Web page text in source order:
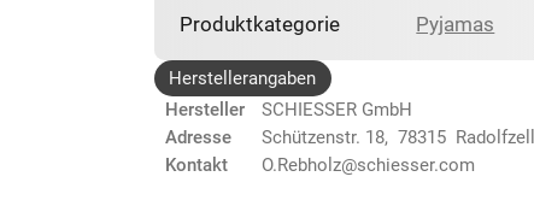
Produktkategorie Pyjamas
Herstellerangaben
Hersteller
SCHIESSER GmbH
Adresse
Schützenstr. 18, 78315
Kontakt
O.Rebholz@schiesser.com